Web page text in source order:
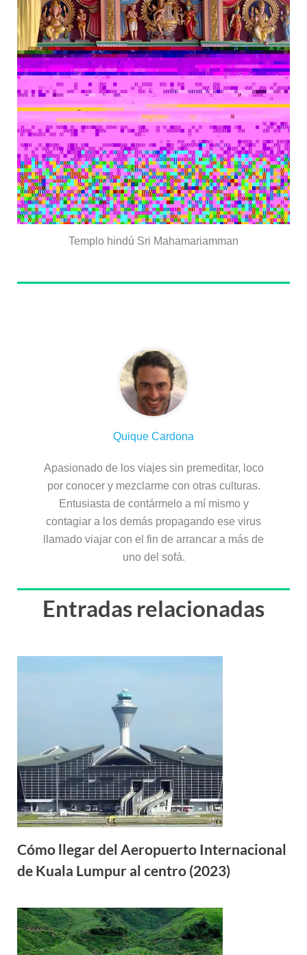
Templo hindú Sri Mahamariamman
Quique Cardona
Apasionado de los viajes sin premeditar, loco
por conocer y mezclarme con otras culturas.
Entusiasta de contármelo a mí mismo y
contagiar a los demás propagando ese virus
llamado viajar con el fin de arrancar a más de
uno del sofá.
Entradas relacionadas
Cómo llegar del Aeropuerto Internacional
de Kuala Lumpur al centro (2023)